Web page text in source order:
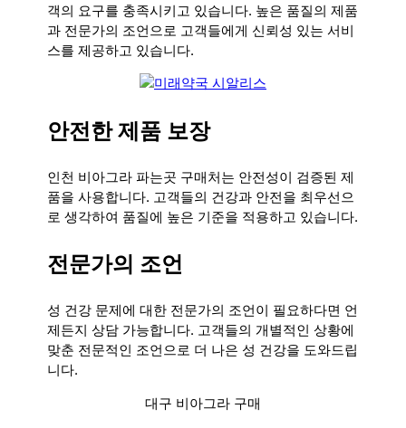
객의 요구를 충족시키고 있습니다. 높은 품질의 제품
과 전문가의 조언으로 고객들에게 신뢰성 있는 서비
스를 제공하고 있습니다.
안전한 제품 보장
인천 비아그라 파는곳 구매처는 안전성이 검증된 제
품을 사용합니다. 고객들의 건강과 안전을 최우선으
로 생각하여 품질에 높은 기준을 적용하고 있습니다.
전문가의 조언
성 건강 문제에 대한 전문가의 조언이 필요하다면 언
제든지 상담 가능합니다. 고객들의 개별적인 상황에
맞춘 전문적인 조언으로 더 나은 성 건강을 도와드립
니다.
대구 비아그라 구매